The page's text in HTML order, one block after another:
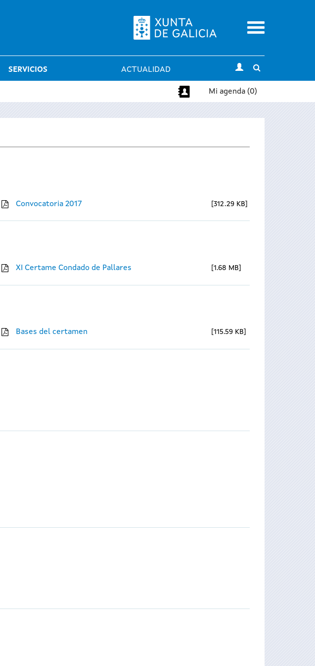
Menu
SERVICIOS ACTUALIDAD
search
Mi agenda (0)
Convocatoria 2017 312.29 KB
XI Certame Condado de Pallares 1.68 MB
Bases del certamen 115.59 KB